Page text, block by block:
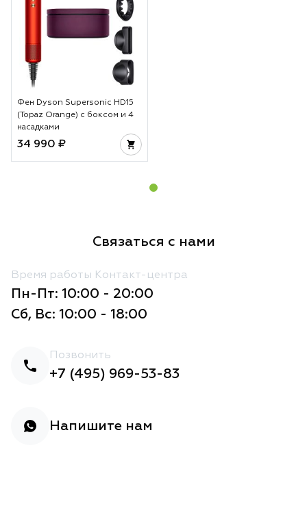
Фен Dyson Supersonic HD15
(Topaz Orange) с боксом и 4
насадками
34 990 ₽
Связаться с нами
Время работы Контакт-центра
Пн-Пт: 10:00 - 20:00
Сб, Вс: 10:00 - 18:00
Позвонить
+7 (495) 969-53-83
Напишите нам